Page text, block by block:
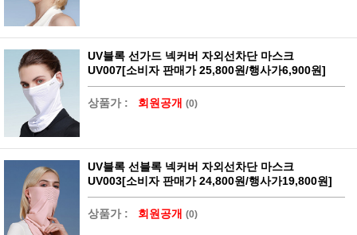
UV블록 선가드 넥커버 자외선차단 마스크
UV007[소비자 판매가 25,800원/행사가6,900원]
상품가 : 회원공개 (0)
UV블록 선블록 넥커버 자외선차단 마스크
UV003[소비자 판매가 24,800원/행사가19,800원]
상품가 : 회원공개 (0)